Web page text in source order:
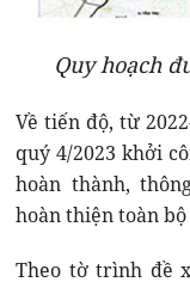
Quy hoạch
Về tiến độ, từ
quý 4/2023 khởi
hoàn thành,
hoàn thiện toàn
Theo tờ trình đề